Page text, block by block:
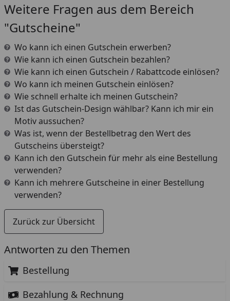
Antworten zu den Themen
Bestellung
Bezahlung & Rechnung
Weitere Fragen aus dem Bereich
"Gutscheine"
Wo kann ich einen Gutschein erwerben?
Wie kann ich einen Gutschein bezahlen?
Wie kann ich einen Gutschein / Rabattcode einlösen?
Wo kann ich meinen Gutschein einlösen?
Wie schnell erhalte ich meinen Gutschein?
Ist das Gutschein-Design wählbar? Kann ich mir ein
Motiv aussuchen?
Was ist, wenn der Bestellbetrag den Wert des
Gutscheins übersteigt?
Kann ich den Gutschein für mehr als eine Bestellung
verwenden?
Kann ich mehrere Gutscheine in einer Bestellung
verwenden?
Zurück zur Übersicht